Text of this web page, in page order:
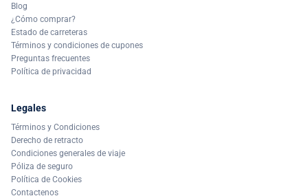
Blog
¿Cómo comprar?
Estado de carreteras
Términos y condiciones de cupones
Preguntas frecuentes
Política de privacidad
Legales
Términos y Condiciones
Derecho de retracto
Condiciones generales de viaje
Póliza de seguro
Política de Cookies
Contactenos